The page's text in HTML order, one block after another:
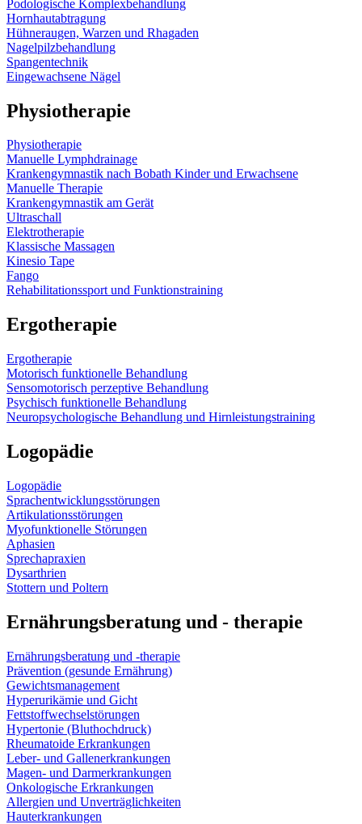
Podologische Komplexbehandlung
Hornhautabtragung
Hühneraugen, Warzen und Rhagaden
Nagelpilzbehandlung
Spangentechnik
Eingewachsene Nägel
Physiotherapie
Physiotherapie
Manuelle Lymphdrainage
Krankengymnastik nach Bobath Kinder und Erwachsene
Manuelle Therapie
Krankengymnastik am Gerät
Ultraschall
Elektrotherapie
Klassische Massagen
Kinesio Tape
Fango
Rehabilitationssport und Funktionstraining
Ergotherapie
Ergotherapie
Motorisch funktionelle Behandlung
Sensomotorisch perzeptive Behandlung
Psychisch funktionelle Behandlung
Neuropsychologische Behandlung und Hirnleistungstraining
Logopädie
Logopädie
Sprachentwicklungsstörungen
Artikulationsstörungen
Myofunktionelle Störungen
Aphasien
Sprechapraxien
Dysarthrien
Stottern und Poltern
Ernährungsberatung und - therapie
Ernährungsberatung und -therapie
Prävention (gesunde Ernährung)
Gewichtsmanagement
Hyperurikämie und Gicht
Fettstoffwechselstörungen
Hypertonie (Bluthochdruck)
Rheumatoide Erkrankungen
Leber- und Gallenerkrankungen
Magen- und Darmerkrankungen
Onkologische Erkrankungen
Allergien und Unverträglichkeiten
Hauterkrankungen